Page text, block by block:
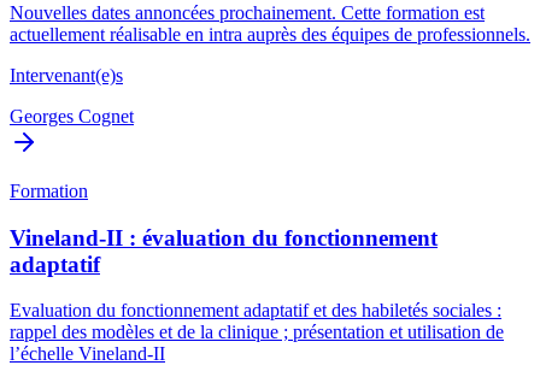
Nouvelles dates annoncées prochainement. Cette formation est
actuellement réalisable en intra auprès des équipes de professionnels.
Intervenant(e)s
Georges Cognet
Formation
Vineland-II : évaluation du fonctionnement
adaptatif
Evaluation du fonctionnement adaptatif et des habiletés sociales :
rappel des modèles et de la clinique ; présentation et utilisation de
l’échelle Vineland-II